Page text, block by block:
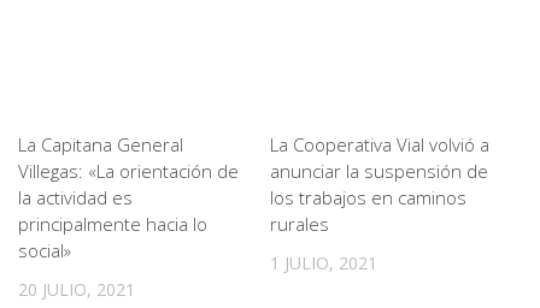
La Capitana General
Villegas: «La orientación de
la actividad es
principalmente hacia lo
social»
20 JULIO, 2021
La Cooperativa Vial volvió a
anunciar la suspensión de
los trabajos en caminos
rurales
1 JULIO, 2021